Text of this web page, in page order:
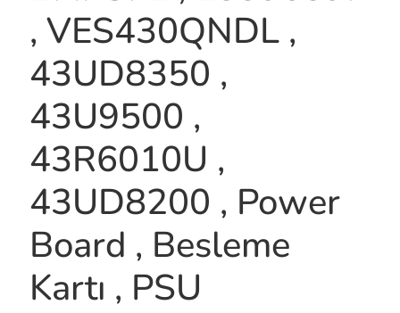
, VES430QNDL ,
43UD8350 ,
43U9500 ,
43R6010U ,
43UD8200 , Power
Board , Besleme
Kartı , PSU